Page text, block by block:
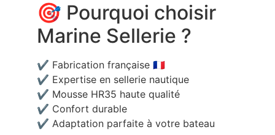
🎯 Pourquoi choisir
Marine Sellerie ?
✔ Fabrication française 🇫🇷
✔ Expertise en sellerie nautique
✔ Mousse HR35 haute qualité
✔ Confort durable
✔ Adaptation parfaite à votre bateau